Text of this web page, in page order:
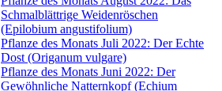
Schmalblättrige Weidenröschen
(Epilobium angustifolium)
Pflanze des Monats Juli 2022: Der Echte
Dost (Origanum vulgare)
Pflanze des Monats Juni 2022: Der
Gewöhnliche Natternkopf (Echium